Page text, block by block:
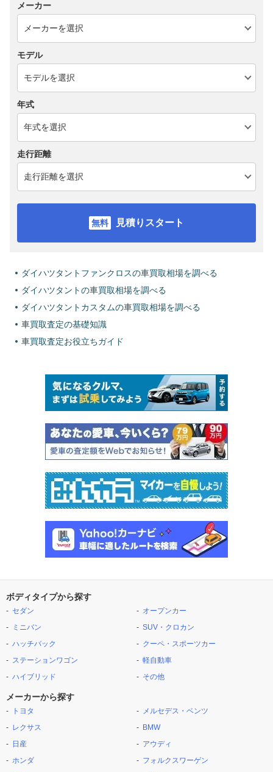
メーカー
モデル
年式
走行距離
見積りスタート
ダイハツタントファンクロスの車買取相場を調べる
ダイハツタントの車買取相場を調べる
ダイハツタントカスタムの車買取相場を調べる
車買取査定の基礎知識
車買取査定お役立ちガイド
ボディタイプから探す
セダン
ミニバン
ハッチバック
ステーションワゴン
ハイブリッド
オープンカー
SUV・クロカン
クーペ・スポーツカー
軽自動車
その他
メーカーから探す
トヨタ
レクサス
日産
ホンダ
メルセデス・ベンツ
BMW
アウディ
フォルクスワーゲン